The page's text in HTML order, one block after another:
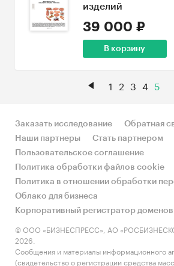
изделий
39 000 ₽
В корзину
1 2 3 4 5
Заказать исследование
Обратная
Наши партнеры
Стать партнером
Пользовательское соглашение
Политика обработки файлов cookie
Политика в отношении обработки
Облако для бизнеса
Корпоративный регистратор доменов
© ООО «БИЗНЕСПРЕСС», АО
2026.
Сообщения и материалы информационного
(свидетельство о регистрации средства